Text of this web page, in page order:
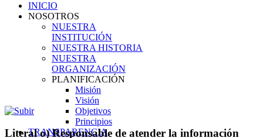
INICIO
NOSOTROS
NUESTRA
INSTITUCIÓN
NUESTRA HISTORIA
NUESTRA
ORGANIZACIÓN
PLANIFICACIÓN
Misión
Visión
Objetivos
Principios
TRANSPARENCIA
Literal o) Responsable de atender la información